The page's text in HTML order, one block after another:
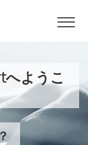
ようこ